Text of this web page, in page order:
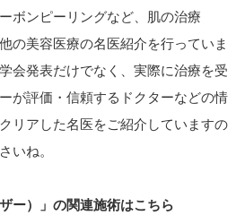
ボンピーリングなど、肌の治療
の美容医療の名医紹介を行っていま
会発表だけでなく、実際に治療を受
が評価・信頼するドクターなどの情
リアした名医をご紹介していますの
いね。
ー）」の関連施術はこちら